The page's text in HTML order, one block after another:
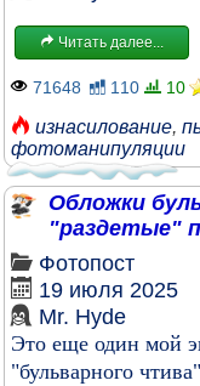
Читать далее...
71648 110 10
изнасилование,
фотоманипуляции
Обложки
"раздетые"
Фотопост
19 июля 2025
Mr. Hyde
Это еще один мой
"бульварного